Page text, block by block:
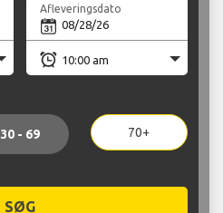
Afleveringsdato
30 - 69 70+
SØG